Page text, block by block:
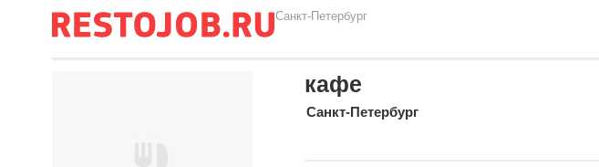
Санкт-Петербург
кафе
Санкт-Петербург